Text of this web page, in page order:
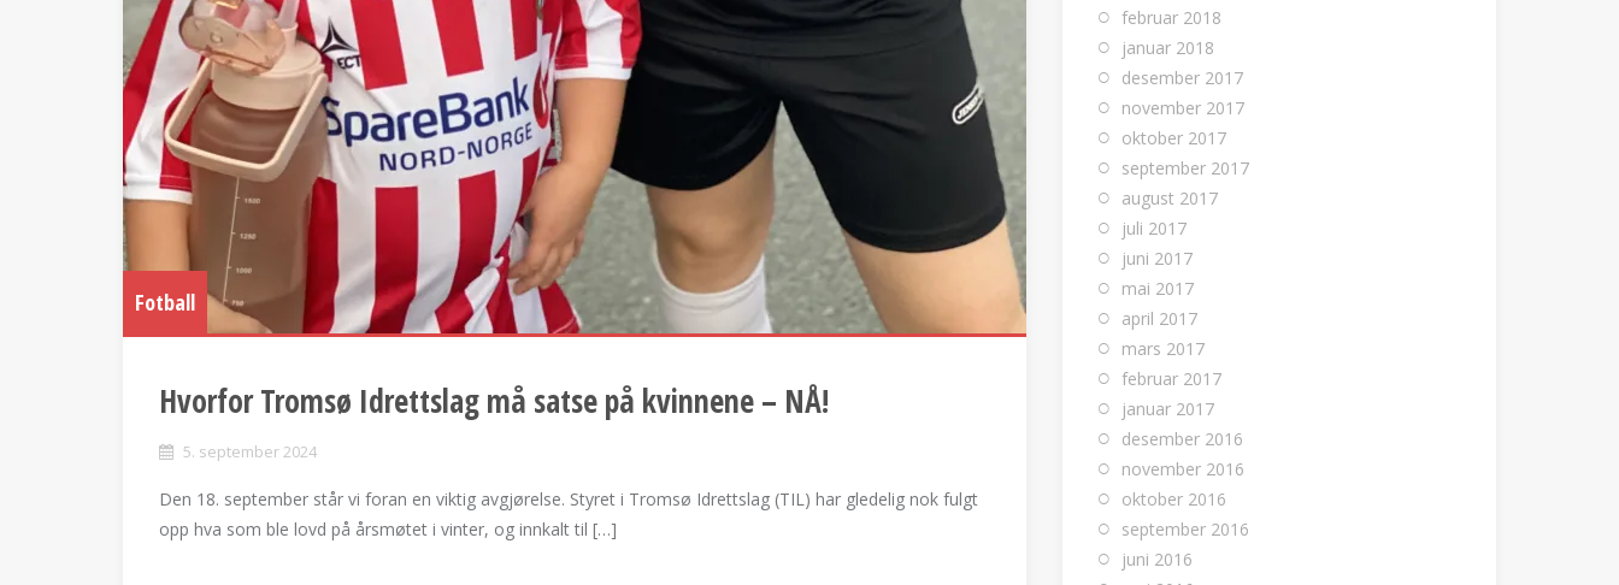
Fotball
Hvorfor Tromsø Idrettslag må satse på kvinnene – NÅ!
5. september 2024
Den 18. september står vi foran en viktig avgjørelse. Styret i Tromsø Idrettslag (TIL) har gledelig nok fulgt
opp hva som ble lovd på årsmøtet i vinter, og innkalt til […]
februar 2018
januar 2018
desember 2017
november 2017
oktober 2017
september 2017
august 2017
juli 2017
juni 2017
mai 2017
april 2017
mars 2017
februar 2017
januar 2017
desember 2016
november 2016
oktober 2016
september 2016
juni 2016